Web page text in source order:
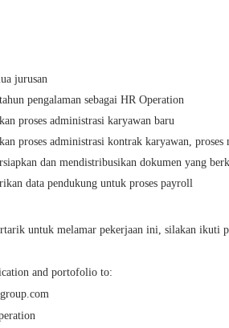
jurusan
pengalaman sebagai HR Operation
proses administrasi karyawan baru
proses administrasi kontrak karyawan, proses
dan mendistribusikan dokumen yang
data pendukung untuk proses payroll
untuk melamar pekerjaan ini, silakan ikuti
and portofolio to: